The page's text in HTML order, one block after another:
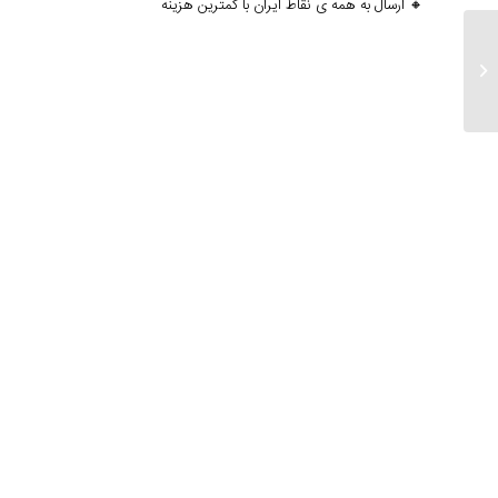
🔸 ارسال به همه ی نقاط ایران با کمترین هزینه